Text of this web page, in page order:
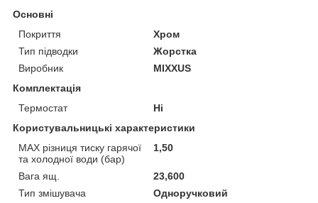
Основні
Покриття
Хром
Тип підводки
Жорстка
Виробник
MIXXUS
Комплектація
Термостат
Ні
Користувальницькі характеристики
MAX різниця тиску гарячої
та холодної води (бар)
1,50
Вага ящ.
23,600
Тип змішувача
Одноручковий